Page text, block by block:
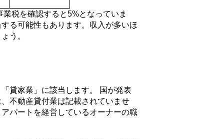
税を確認すると5%となっていま
る可能性もあります。収入が多いほ
う。
貸家業」に該当します。 国が発表
、不動産貸付業は記載されていませ
パートを経営しているオーナーの職